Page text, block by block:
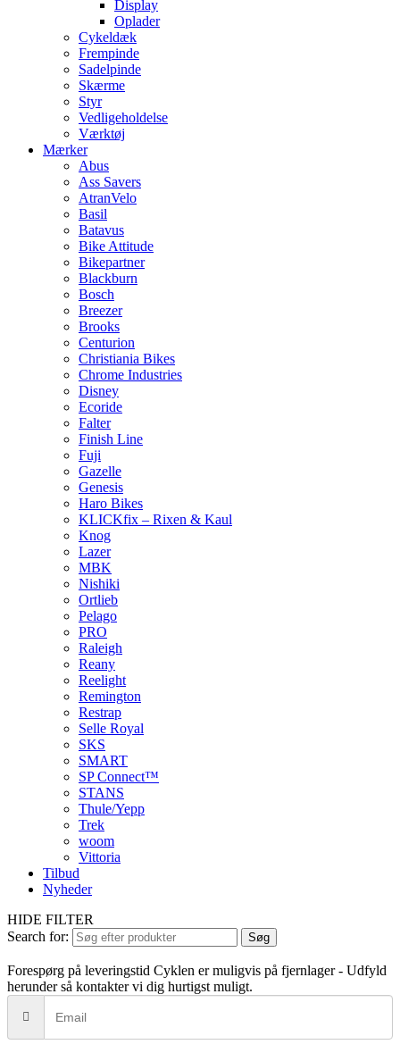
Display
Oplader
Cykeldæk
Frempinde
Sadelpinde
Skærme
Styr
Vedligeholdelse
Værktøj
Mærker
Abus
Ass Savers
AtranVelo
Basil
Batavus
Bike Attitude
Bikepartner
Blackburn
Bosch
Breezer
Brooks
Centurion
Christiania Bikes
Chrome Industries
Disney
Ecoride
Falter
Finish Line
Fuji
Gazelle
Genesis
Haro Bikes
KLICKfix – Rixen & Kaul
Knog
Lazer
MBK
Nishiki
Ortlieb
Pelago
PRO
Raleigh
Reany
Reelight
Remington
Restrap
Selle Royal
SKS
SMART
SP Connect™
STANS
Thule/Yepp
Trek
woom
Vittoria
Tilbud
Nyheder
HIDE FILTER
Search for:
Søg
Forespørg på leveringstid Cyklen er muligvis på fjernlager - Udfyld
herunder så kontakter vi dig hurtigst muligt.